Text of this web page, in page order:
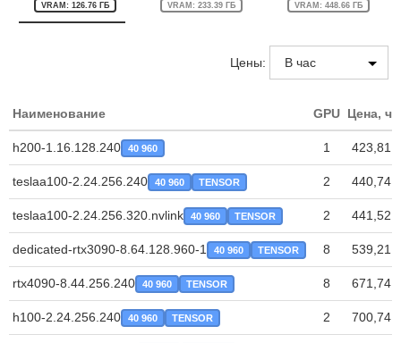
VRAM: 126.76 ГБ VRAM: 233.39 ГБ VRAM: 448.66 ГБ
Цены:
Наименование GPU Цена,
h200-1.16.128.240 40 960 1 423,81 ₽
teslaa100-2.24.256.240 40 960 TENSOR 2 440,74 ₽
teslaa100-2.24.256.320.nvlink 40 960 TENSOR 2 441,52 ₽
dedicated-rtx3090-8.64.128.960-1 40 960 TENSOR 8 539,21 ₽
rtx4090-8.44.256.240 40 960 TENSOR 8 671,74 ₽
h100-2.24.256.240 40 960 TENSOR 2 700,74 ₽